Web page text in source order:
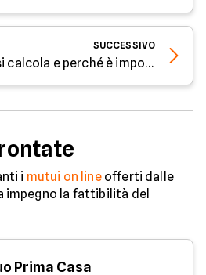
SUCCESSIVO
Cos’è l’Ape, come si calcola e perché è importante
i mutui on lineofferti dalle
impegno la fattibilità del
Prima Casa